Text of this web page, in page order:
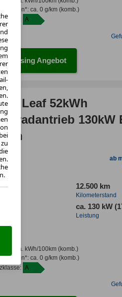
: ca. 0 g/km(komb.)
A
Leasing Angebot
Leaf 52kWh
130kW
ab
12.500 km
Kilometerstand
ca. 130 kW
Leistung
ca. kWh/100km(komb.)
: ca. 0 g/km(komb.)
A